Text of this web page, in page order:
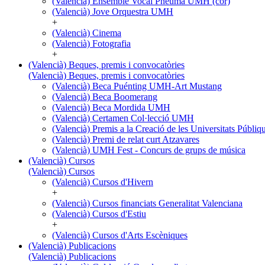
(Valencià) Jove Orquestra UMH
+
(Valencià) Cinema
(Valencià) Fotografia
+
(Valencià) Beques, premis i convocatòries
(Valencià) Beques, premis i convocatòries
(Valencià) Beca Puénting UMH-Art Mustang
(Valencià) Beca Boomerang
(Valencià) Beca Mordida UMH
(Valencià) Certamen Col·lecció UMH
(Valencià) Premis a la Creació de les Universitats
(Valencià) Premi de relat curt Atzavares
(Valencià) UMH Fest - Concurs de grups de música
(Valencià) Cursos
(Valencià) Cursos
(Valencià) Cursos d'Hivern
+
(Valencià) Cursos financiats Generalitat Valenciana
(Valencià) Cursos d'Estiu
+
(Valencià) Cursos d'Arts Escèniques
(Valencià) Publicacions
(Valencià) Publicacions